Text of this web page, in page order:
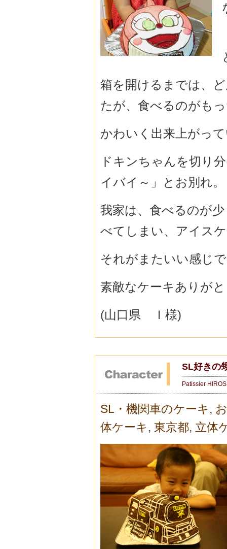
箱を開けるまでは、
たが、食べるのがも
かわいく出来上がっ
ドキンちゃんを切り
イバイ～」とお別れ。
我家は、食べるのが
べてしまい、アイス
それがまたいい感じ
素敵なケーキありが
(山口県 Ｉ様)
SL好きの
Patissier
SL・機関車のケーキ ,
体ケーキ , 東京都, 立体